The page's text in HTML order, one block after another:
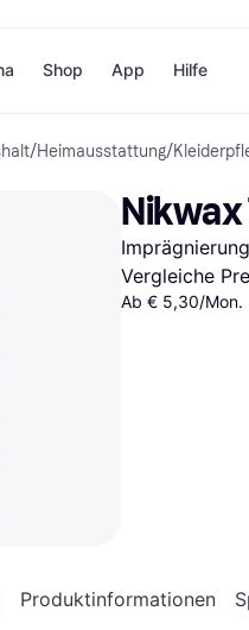
Zahlungsmethoden
Sofort bezahlen
Bezahle in 3
Teilzahlungen
Bezahle in bis zu 30
Shop
Shops
H&M
Temu
App Hilfe
/Heimausstattung/
Nikwax
Imprägnierung
Vergleiche
Ab € 5,30/Mon.
Produktinformationen